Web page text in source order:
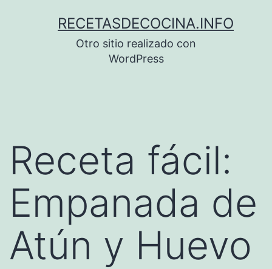
RECETASDECOCINA.INFO
Otro sitio realizado con
WordPress
Receta fácil:
Empanada de
Atún y Huevo